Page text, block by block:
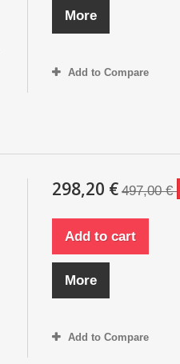
More
Add to Compare
298,20 € 497,00 €
Add to cart
More
Add to Compare